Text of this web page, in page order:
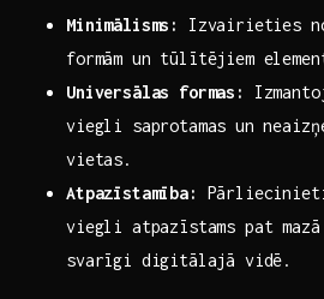
Minimālisms:
Izvairieties
formām un tūlītējiem
Universālas formas:
viegli saprotamas⁤ un
vietas.
Atpazīstamība:
viegli atpazīstams pat
svarīgi digitālajā vidē.